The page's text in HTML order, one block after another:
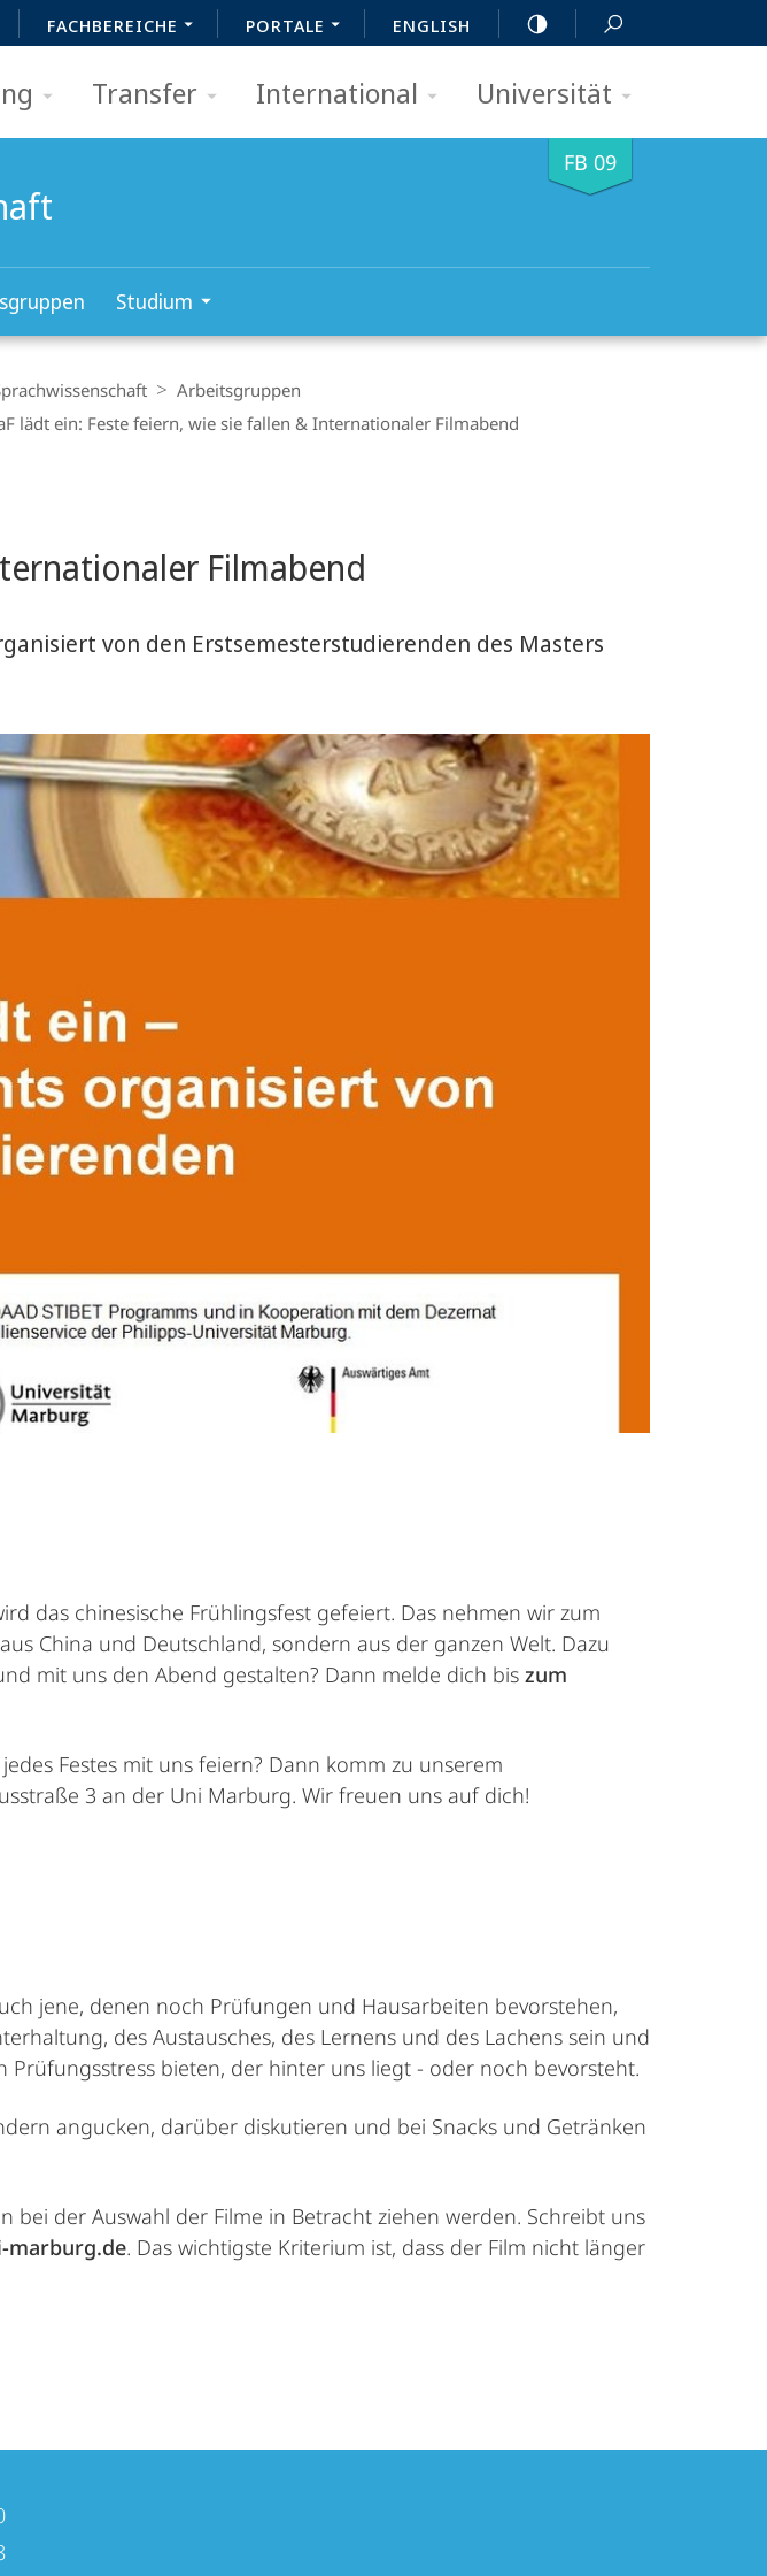
FACHBEREICHE PORTALE ENGLISH
Transfer International Universität
FB 09
Studium
Arbeitsgruppen
lädt ein: Feste feiern, wie sie fallen & Internationaler Filmabend
Filmabend
von den Erstsemesterstudierenden des Masters
das chinesische Frühlingsfest gefeiert. Das nehmen wir zum
China und Deutschland, sondern aus der ganzen Welt. Dazu
mit uns den Abend gestalten? Dann melde dich bis zum
Festes mit uns feiern? Dann komm zu unserem
3 an der Uni Marburg. Wir freuen uns auf dich!
jene, denen noch Prüfungen und Hausarbeiten bevorstehen,
des Austausches, des Lernens und des Lachens sein und
bieten, der hinter uns liegt - oder noch bevorsteht.
angucken, darüber diskutieren und bei Snacks und Getränken
der Auswahl der Filme in Betracht ziehen werden. Schreibt uns
marburg.de. Das wichtigste Kriterium ist, dass der Film nicht länger